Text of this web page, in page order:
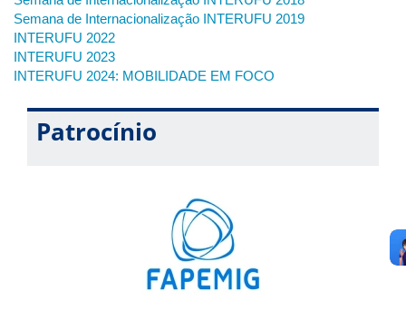
no período vespertino.
Semana de Internacionalização INTERUFU 2019
INTERUFU 2022
INTERUFU 2023
INTERUFU 2024: MOBILIDADE EM FOCO
Patrocínio